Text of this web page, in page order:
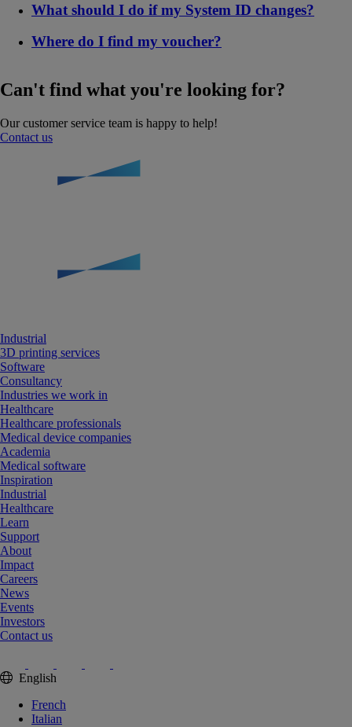
What should I do if my System ID changes?
Where do I find my voucher?
Can't find what you're looking for?
Our customer service team is happy to help!
Contact us
Industrial
3D printing services
Software
Consultancy
Industries we work in
Healthcare
Healthcare professionals
Medical device companies
Academia
Medical software
Inspiration
Industrial
Healthcare
Learn
Support
About
Impact
Careers
News
Events
Investors
Contact us
English
French
Italian